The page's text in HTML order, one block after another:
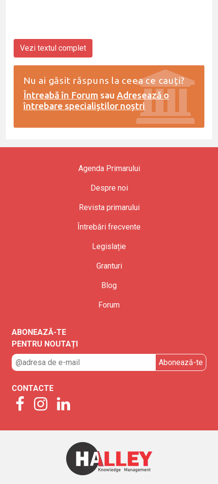
Vezi textul complet
Nu ai găsit răspuns la ceea ce cauți?
Întreabă în Forum sau Adresează o
întrebare specialiștilor noștri
Agenda Primarului
Despre noi
Revista primarului
Întrebări frecvente
Legislație
Granturi
Blog
Forum
ABONEAZĂ-TE
PENTRU NOUTAȚI
CONTACTE